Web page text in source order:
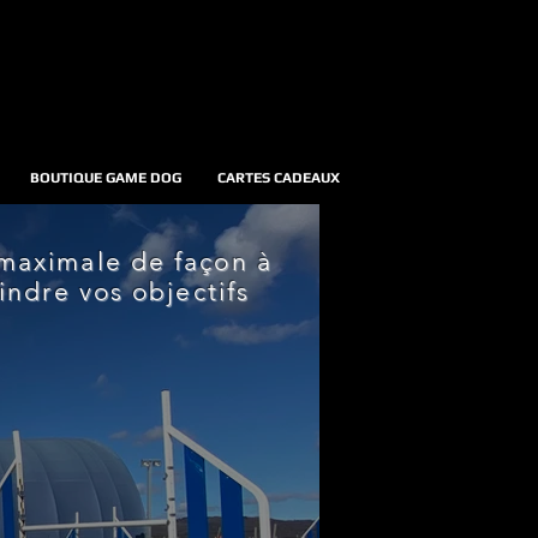
BOUTIQUE GAME DOG CARTES CADEAUX
de façon à
vos objectifs